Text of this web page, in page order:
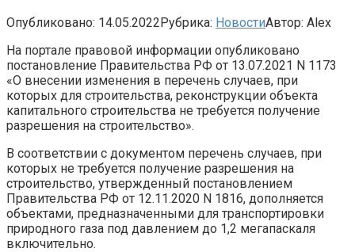
Опубликовано: 14.05.2022Рубрика: НовостиАвтор: Alex
На портале правовой информации опубликовано
постановление Правительства РФ от 13.07.2021 N 1173
«О внесении изменения в перечень случаев, при
которых для строительства, реконструкции объекта
капитального строительства не требуется получение
разрешения на строительство».
В соответствии с документом перечень случаев, при
которых не требуется получение разрешения на
строительство, утвержденный постановлением
Правительства РФ от 12.11.2020 N 1816, дополняется
объектами, предназначенными для транспортировки
природного газа под давлением до 1,2 мегапаскаля
включительно.